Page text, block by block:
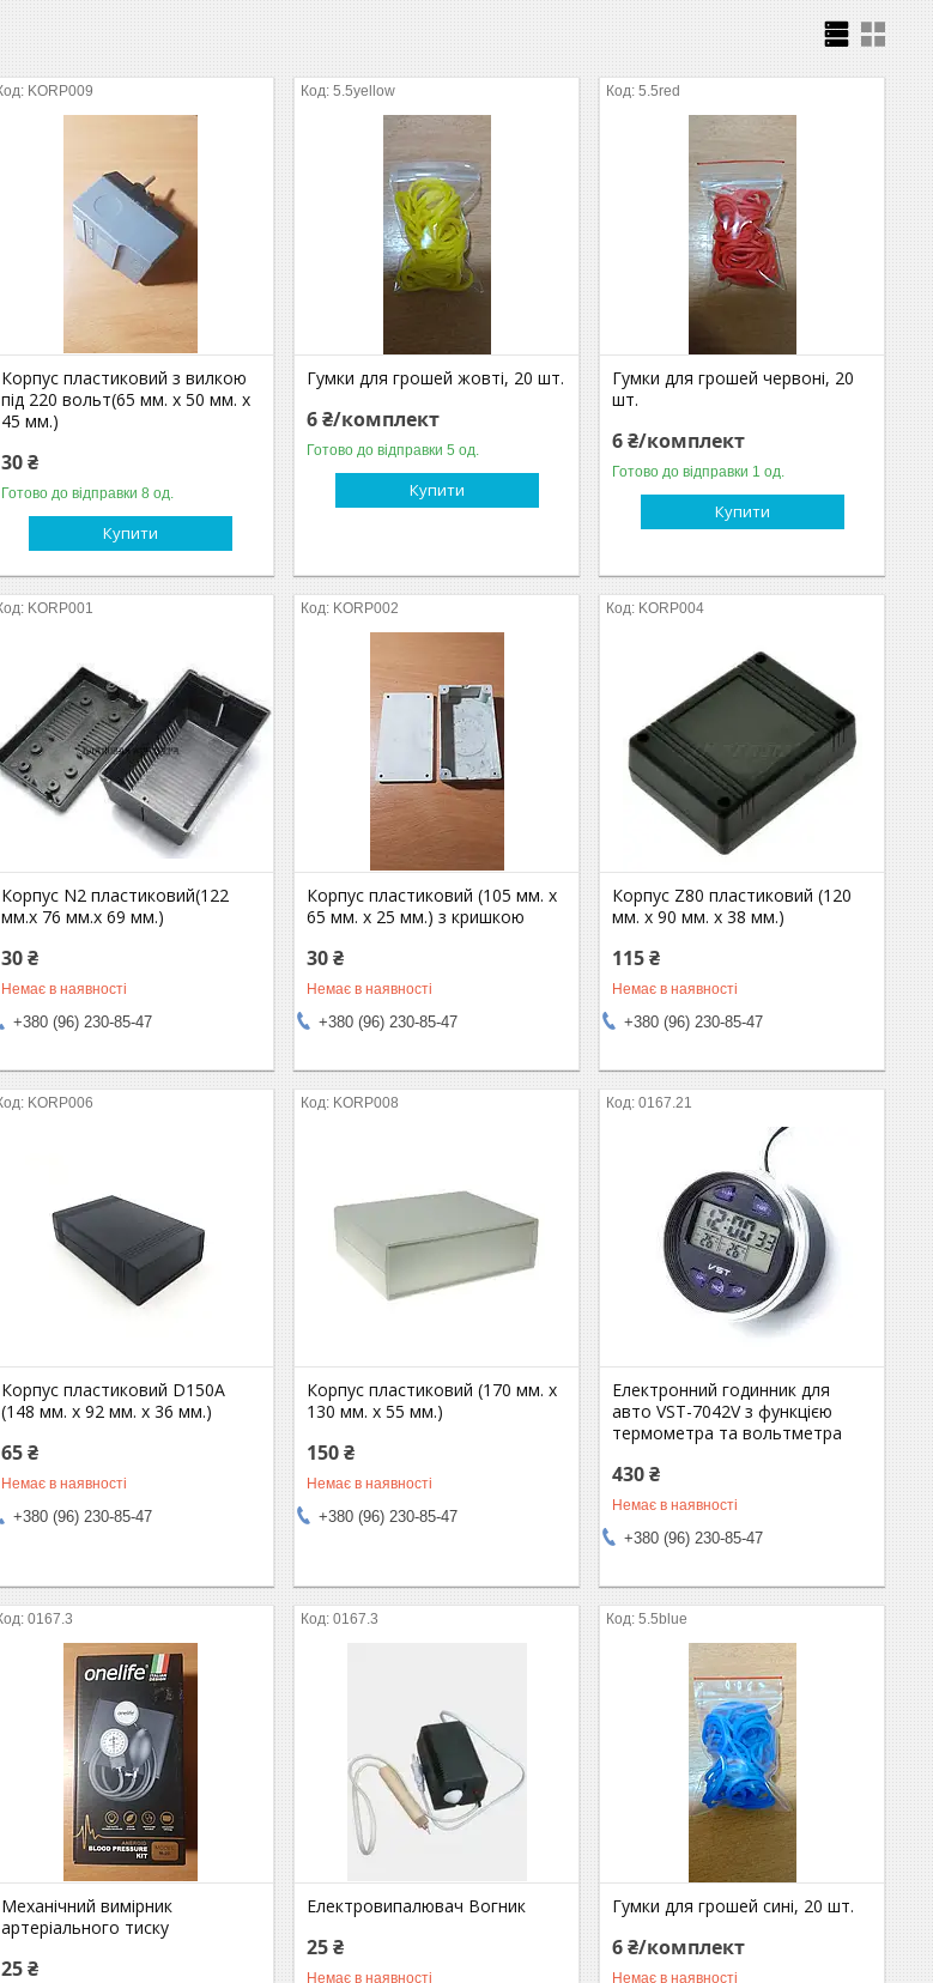
KORP009
Корпус пластиковий з вилкою
під 220 вольт(65 мм. х 50 мм. х
45 мм.)
30 ₴
Готово до відправки 8 од.
Купити
5.5yellow
Гумки для грошей жовті, 20 шт.
6 ₴/комплект
Готово до відправки 5 од.
Купити
5.5red
Гумки для грошей червоні, 20
шт.
6 ₴/комплект
Готово до відправки 1 од.
Купити
KORP001
Корпус N2 пластиковий(122
мм.х 76 мм.х 69 мм.)
30 ₴
Немає в наявності
+380 (96) 230-85-47
KORP002
Корпус пластиковий (105 мм. х
65 мм. х 25 мм.) з кришкою
30 ₴
Немає в наявності
+380 (96) 230-85-47
KORP004
Корпус Z80 пластиковий (120
мм. х 90 мм. х 38 мм.)
115 ₴
Немає в наявності
+380 (96) 230-85-47
KORP006
Корпус пластиковий D150A
(148 мм. х 92 мм. х 36 мм.)
65 ₴
Немає в наявності
+380 (96) 230-85-47
KORP008
Корпус пластиковий (170 мм. х
130 мм. х 55 мм.)
150 ₴
Немає в наявності
+380 (96) 230-85-47
0167.21
Електронний годинник для
авто VST-7042V з функцією
термометра та вольтметра
430 ₴
Немає в наявності
+380 (96) 230-85-47
0167.3
Механічний вимірник
артеріального тиску
25 ₴
0167.3
Електровипалювач Вогник
25 ₴
Немає в наявності
5.5blue
Гумки для грошей сині, 20 шт.
6 ₴/комплект
Немає в наявності